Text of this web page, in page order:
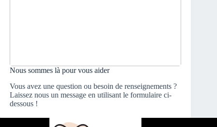
Nous sommes là pour vous aider
Vous avez une question ou besoin de renseignements ?
Laissez nous un message en utilisant le formulaire ci-
dessous !